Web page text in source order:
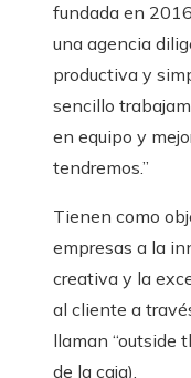
fundada en
una agencia
productiva y
sencillo
en equipo y
tendremos.”
Tienen como
empresas a la
creativa y la
al cliente a
llaman “outside
de la caja).